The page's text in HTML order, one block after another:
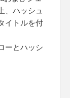
、ハッシュ
イトルを付
ーとハッシ